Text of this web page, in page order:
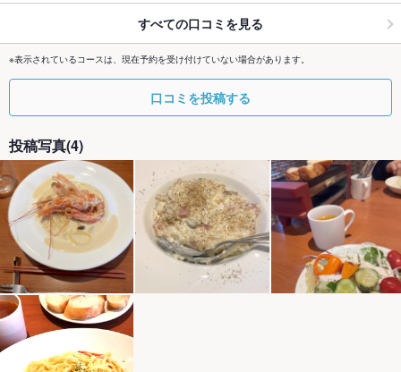
すべての口コミを見る
※表示されているコースは、現在予約を受け付けていない場合があります。
口コミを投稿する
投稿写真(4)